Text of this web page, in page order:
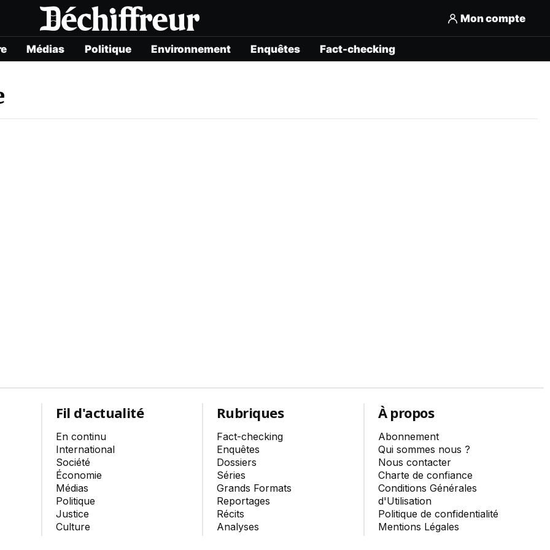
Mon compte
Médias Politique Environnement Enquêtes Fact-checking
Fil d'actualité
En continu
International
Société
Économie
Médias
Politique
Justice
Culture
Rubriques
Fact-checking
Enquêtes
Dossiers
Séries
Grands Formats
Reportages
Récits
Analyses
À propos
Abonnement
Qui sommes nous ?
Nous contacter
Charte de confiance
Conditions Générales
d'Utilisation
Politique de confidentialité
Mentions Légales